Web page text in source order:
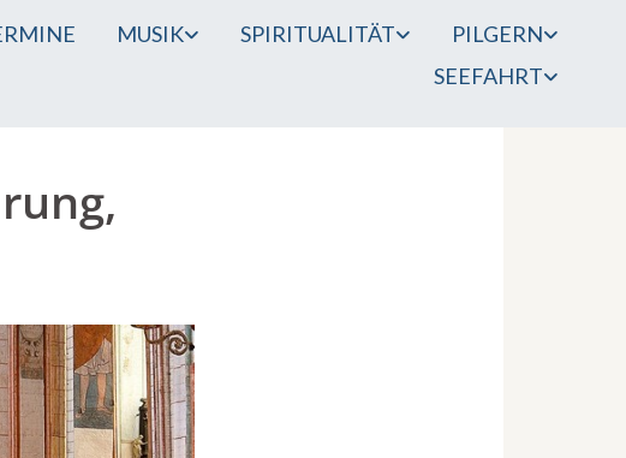
MUSIK SPIRITUALITÄT
PILGERN
SEEFAHRT